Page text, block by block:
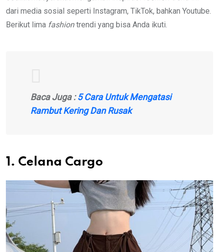
dari media sosial seperti Instagram, TikTok, bahkan Youtube.
Berikut lima fashiontrendi yang bisa Anda ikuti.
Baca Juga :5 Cara Untuk Mengatasi
Rambut Kering Dan Rusak
1. Celana Cargo